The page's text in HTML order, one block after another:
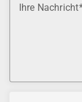
Ihre Nachricht